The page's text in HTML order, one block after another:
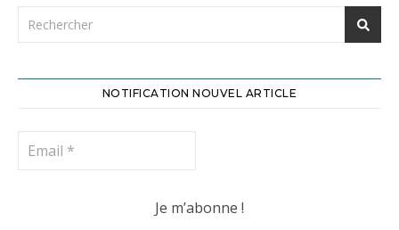
NOTIFICATION NOUVEL ARTICLE